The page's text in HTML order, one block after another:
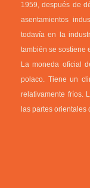
1959, después de
asentamientos
todavía en la
también se sostiene
La moneda oficial
polaco. Tiene un
relativamente fríos.
las partes